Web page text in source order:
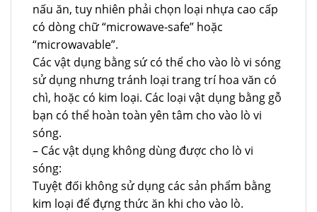
nấu ăn, tuy nhiên phải chọn loại nhựa cao cấp
có dòng chữ “microwave-safe” hoặc
“microwavable”.
Các vật dụng bằng sứ có thể cho vào lò vi sóng
sử dụng nhưng tránh loại trang trí hoa văn có
chì, hoặc có kim loại. Các loại vật dụng bằng gỗ
bạn có thể hoàn toàn yên tâm cho vào lò vi
sóng.
– Các vật dụng không dùng được cho lò vi
sóng:
Tuyệt đối không sử dụng các sản phẩm bằng
kim loại để đựng thức ăn khi cho vào lò.